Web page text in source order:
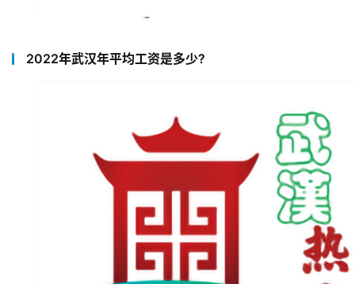
2022年武汉年平均工资是多少?